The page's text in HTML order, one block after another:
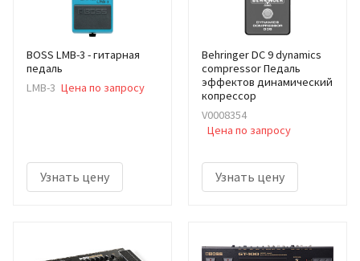
BOSS LMB-3 - гитарная
педаль
LMB-3 Цена по запросу
Узнать цену
Behringer DC 9 dynamics
compressor Педаль
эффектов динамический
копрессор
V0008354
Цена по запросу
Узнать цену